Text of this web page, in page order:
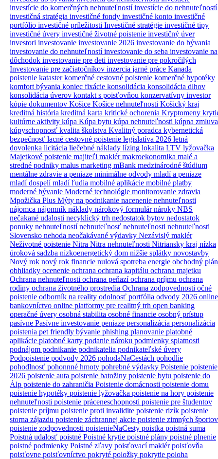
investície do komerčných nehnuteľnostíinvestície do nehnuteľností
investičná stratégia investičné fondy investičné konto investičné
portfólio investičné príležitosti Investičné stratégie investičné tipy
investičné úvery investičné životné poistenie investičný úver
investori investovanie investovanie 2026 investovanie do bývania
investovanie do nehnuteľnostíinvestovanie do seba investovanie na
dôchodok investovanie pre deti investovanie pre pokročilých
Investovanie pre začiatočníkov inzercia jarné práce Kanada
poistenie katasterkomerčné cestovné poistenie komerčné hypotéky
komfort bývania koniec fixácie konsolidácia konsolidácia dlhov
konsolidácia úverov kontakt s poisťovňou konzervatívny investor
kópie dokumentov Košice Košice nehnuteľnosti Košický kraj
kreditná história kreditná karta kritické ochorenia Kryptomeny
kultúrne aktivity kúpa Kúpa bytu kúpa nehnuteľnosti kúpna zmluva
kúpyschopnosť kvalita školstva Kvalitný poradca kybernetická
bezpečnosť lacné cestovné poistenie legislatíva 2026 letná
dovolenka licitácia liečebné náklady lízing lokalita LTV lyžovačka
Majetkové poistenie majiteľi maklérmakroekonomika malé a
stredné podniky malus marketing mBank medzinárodné štúdium
mentálne zdravie a peniaze minimálne odvody mladí a peniaze
mladí dospelímladí ľudia mobilné aplikácie mobilné platby
moderné bývanie Moderné technológie monitorovanie zdravia
Mpožička Plus Mýty na podnikanie nacenenie nehnuteľnosti
nájomca nájomník náklady nárokový formulárnároky NBS
nečakané udalosti necyklický trh nedostatok bytov nedostatok
ponuky nehnuteľnostínehnuteľnosť nehnuteľnosti nehnuteľnosti
Slovensko nehoda neočakávané výdavky Nezávislý maklér
Neživotné poistenie Nitra Nitra nehnuteľnosti Nitriansky kraj nízka
úroková sadzba nízkoenergetický dom nižšie splátky novostavby
Nový rok nový rok financie nulová spotreba energie obchodný plán
obhliadky ocenenie ochrana ochrana kapitálu ochrana majetku
Ochrana nehnuteľnosti ochrana peňazíochrana príjmu ochrana
rodiny ochrana životného prostredia Ochrana zodpovednosti očné
poistenie odborník na reality odolnosť portfólia odvody 2026 online
bankovníctvo online platformy pre realitný trh open banking
operačné úvery osobná stabilita osobné financie osobný prístup
pasívne Pasívne investovanie peniaze personalizácia personalizácia
poistenia pet friendly bývanie phishing planovanie platobné
aplikácie platobné karty podanie nároku podmienky splatnosti
podnájom podnikanie podnikatelia podnikateľské úvery
Podpoistenie podvody 2026 pohodaNaCestách pohodlie
pohodlnosť pohonnné hmoty pohrebné výdavky Poistenie poistenie
2026 poistenie auta poistenie batožiny poistenie bytu poistenie do
Álp poistenie do zahraničia Poistenie domácnosti poistenie domu
poistenie hypotéky poistenie lyžovačka poistenie na hory poistenie
nehnuteľnosti poistenie práceneschopnosti poistenie pre študentov
poistenie príjmu poistenie proti invalidite poistenie rizík poistenie
storna zájazdu poistenie záchrannej akcie poistenie zimných športov
poistenie zodpovednosti poistenieNaCesty poistka poistná suma
Poistná udalosť poistné Poistné krytie poistné plány poistné plnenie
poistné podmienky Poistné zľavy poisťovací maklérpoisťovňa
poisťovne poisťovníctvo pokryté položky pokrytie poloha